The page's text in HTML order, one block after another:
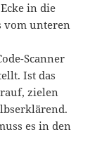
in die
vom unteren
Scanner
Ist das
zielen
es in den